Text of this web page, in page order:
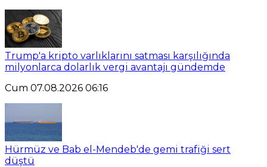
Trump'a kripto varlıklarını satması karşılığında
milyonlarca dolarlık vergi avantajı gündemde
Cum 07.08.2026 06:16
Hürmüz ve Bab el-Mendeb'de gemi trafiği sert
düştü